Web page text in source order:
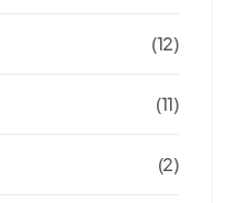
(12)
(11)
(2)